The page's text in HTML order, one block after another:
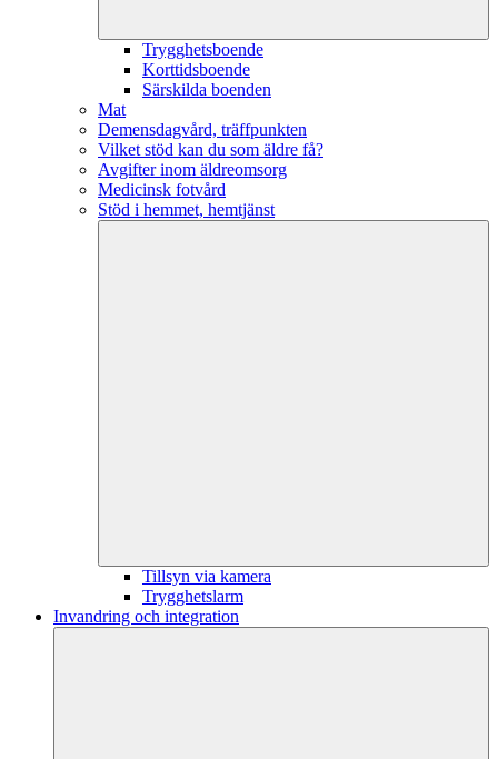
Trygghetsboende
Korttidsboende
Särskilda boenden
Mat
Demensdagvård, träffpunkten
Vilket stöd kan du som äldre få?
Avgifter inom äldreomsorg
Medicinsk fotvård
Stöd i hemmet, hemtjänst
Tillsyn via kamera
Trygghetslarm
Invandring och integration